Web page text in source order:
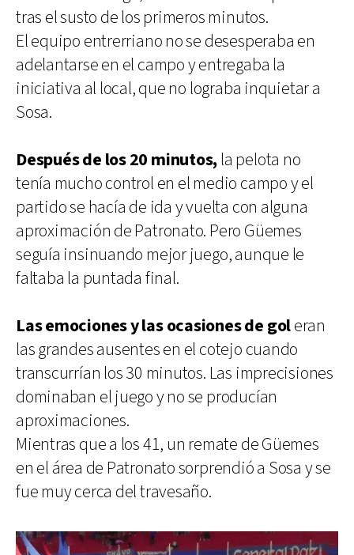
tras el susto de los primeros minutos.
El equipo entrerriano no se desesperaba en
adelantarse en el campo y entregaba la
iniciativa al local, que no lograba inquietar a
Sosa.
Después de los 20 minutos,la pelota no
tenía mucho control en el medio campo y el
partido se hacía de ida y vuelta con alguna
aproximación de Patronato. Pero Güemes
seguía insinuando mejor juego, aunque le
faltaba la puntada final.
Las emociones y las ocasiones de goleran
las grandes ausentes en el cotejo cuando
transcurrían los 30 minutos. Las imprecisiones
dominaban el juego y no se producían
aproximaciones.
Mientras que a los 41, un remate de Güemes
en el área de Patronato sorprendió a Sosa y se
fue muy cerca del travesaño.